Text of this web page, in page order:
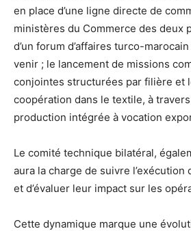
en place d’une ligne directe de
ministères du Commerce des deux
d’un forum d’affaires turco-
venir ; le lancement de missions
conjointes structurées par filière et
coopération dans le textile, à
production intégrée à vocation
Le comité technique bilatéral,
aura la charge de suivre l’exécution
et d’évaluer leur impact sur les
Cette dynamique marque une